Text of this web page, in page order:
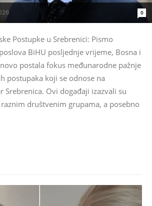
0
Postupke u Srebrenici: Pismo
BiHU posljednje vrijeme, Bosna i
postala fokus međunarodne pažnje
postupaka koji se odnose na
Srebrenica. Ovi događaji izazvali su
društvenim grupama, a posebno